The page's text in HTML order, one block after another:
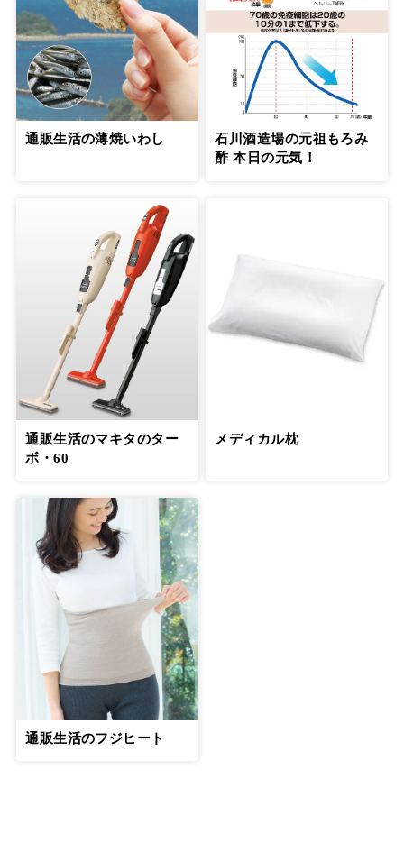
通販生活の薄焼いわし
石川酒造場の元祖もろみ
酢 本日の元気！
通販生活のマキタのター
ボ・60
メディカル枕
通販生活のフジヒート